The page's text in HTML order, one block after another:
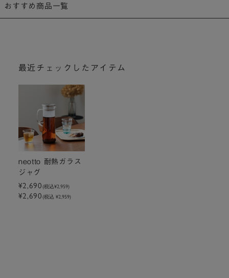
おすすめ商品一覧
最近チェックしたアイテム
neotto 耐熱ガラス
ジャグ
¥2,690(税込¥2,959)
¥2,690(税込 ¥2,959)